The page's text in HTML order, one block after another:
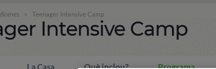
> Teenager Intensive Camp
Intensive Camp
La Casa Què inclou? Programa